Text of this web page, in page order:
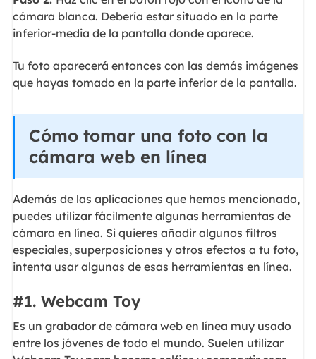
cámara blanca. Debería estar situado en la parte
inferior-media de la pantalla donde aparece.
Tu foto aparecerá entonces con las demás imágenes
que hayas tomado en la parte inferior de la pantalla.
Cómo tomar una foto con la
cámara web en línea
Además de las aplicaciones que hemos mencionado,
puedes utilizar fácilmente algunas herramientas de
cámara en línea. Si quieres añadir algunos filtros
especiales, superposiciones y otros efectos a tu foto,
intenta usar algunas de esas herramientas en línea.
#1. Webcam Toy
Es un grabador de cámara web en línea muy usado
entre los jóvenes de todo el mundo. Suelen utilizar